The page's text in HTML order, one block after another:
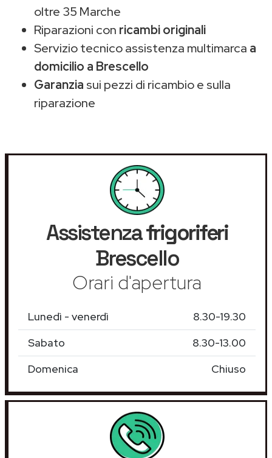
oltre 35 Marche
Riparazioni con ricambi originali
Servizio tecnico assistenza multimarca a
domicilio a Brescello
Garanzia sui pezzi di ricambio e sulla
riparazione
Assistenzafrigoriferi
Brescello
Orari d'apertura
Lunedì - venerdì
8.30-19.30
Sabato
8.30-13.00
Domenica
Chiuso